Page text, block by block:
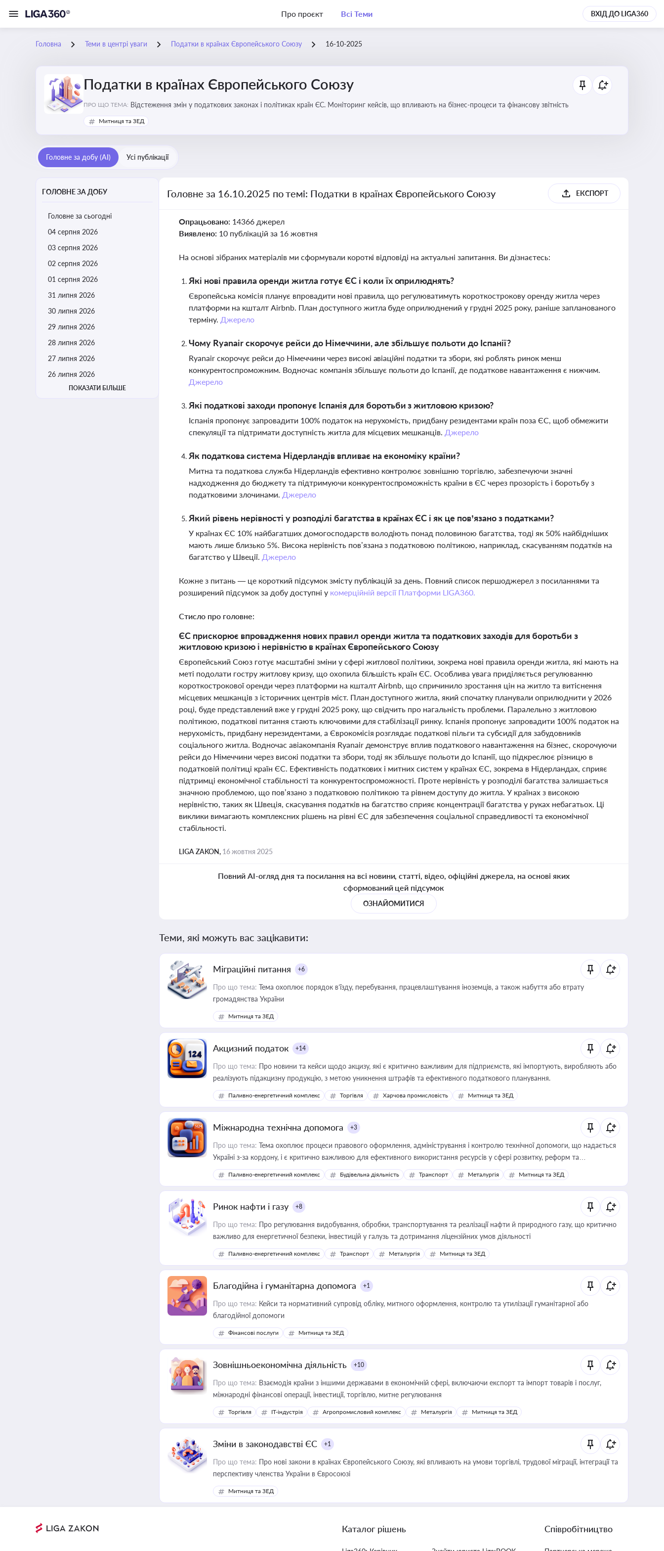
Про проєкт Всі Теми ВХІД ДО LIGA360
Головна Теми в центрі уваги Податки в країнах Європейського Союзу 16-10-2025
Податки в країнах Європейського Союзу
ПРО ЩО ТЕМА: Відстеження змін у податкових законах і політиках країн ЄС. Моніторинг кейсів, що впливають на бізнес-процеси та фінансову звітність
Митниця та ЗЕД
Головне за добу (AI) Усі публікації
ГОЛОВНЕ ЗА ДОБУ
Головне за сьогодні
04 серпня 2026
03 серпня 2026
02 серпня 2026
01 серпня 2026
31 липня 2026
30 липня 2026
29 липня 2026
28 липня 2026
27 липня 2026
26 липня 2026
ПОКАЗАТИ БІЛЬШЕ
Головне за 16.10.2025 по темі: Податки в країнах Європейського Союзу ЕКСПОРТ
Опрацьовано: 14366 джерел
Виявлено: 10 публікацій за 16 жовтня
На основі зібраних матеріалів ми сформували короткі відповіді на актуальні запитання. Ви дізнаєтесь:
Які нові правила оренди житла готує ЄС і коли їх оприлюднять?
Європейська комісія планує впровадити нові правила, що регулюватимуть короткострокову оренду житла через
платформи на кшталт Airbnb. План доступного житла буде оприлюднений у грудні 2025 року, раніше запланованого
терміну. Джерело
Чому Ryanair скорочує рейси до Німеччини, але збільшує польоти до Іспанії?
Ryanair скорочує рейси до Німеччини через високі авіаційні податки та збори, які роблять ринок менш
конкурентоспроможним. Водночас компанія збільшує польоти до Іспанії, де податкове навантаження є нижчим.
Джерело
Які податкові заходи пропонує Іспанія для боротьби з житловою кризою?
Іспанія пропонує запровадити 100% податок на нерухомість, придбану резидентами країн поза ЄС, щоб обмежити
спекуляції та підтримати доступність житла для місцевих мешканців. Джерело
Як податкова система Нідерландів впливає на економіку країни?
Митна та податкова служба Нідерландів ефективно контролює зовнішню торгівлю, забезпечуючи значні
надходження до бюджету та підтримуючи конкурентоспроможність країни в ЄС через прозорість і боротьбу з
податковими злочинами. Джерело
Який рівень нерівності у розподілі багатства в країнах ЄС і як це пов’язано з податками?
У країнах ЄС 10% найбагатших домогосподарств володіють понад половиною багатства, тоді як 50% найбідніших
мають лише близько 5%. Висока нерівність пов’язана з податковою політикою, наприклад, скасуванням податків на
багатство у Швеції. Джерело
Кожне з питань — це короткий підсумок змісту публікацій за день. Повний список першоджерел з посиланнями та
розширений підсумок за добу доступні у комерційній версії Платформи LIGA360.
Стисло про головне:
ЄС прискорює впровадження нових правил оренди житла та податкових заходів для боротьби з
житловою кризою і нерівністю в країнах Європейського Союзу
Європейський Союз готує масштабні зміни у сфері житлової політики, зокрема нові правила оренди житла, які мають на
меті подолати гостру житлову кризу, що охопила більшість країн ЄС. Особлива увага приділяється регулюванню
короткострокової оренди через платформи на кшталт Airbnb, що спричинило зростання цін на житло та витіснення
місцевих мешканців з історичних центрів міст. План доступного житла, який спочатку планували оприлюднити у 2026
році, буде представлений вже у грудні 2025 року, що свідчить про нагальність проблеми. Паралельно з житловою
політикою, податкові питання стають ключовими для стабілізації ринку. Іспанія пропонує запровадити 100% податок на
нерухомість, придбану нерезидентами, а Єврокомісія розглядає податкові пільги та субсидії для забудовників
соціального житла. Водночас авіакомпанія Ryanair демонструє вплив податкового навантаження на бізнес, скорочуючи
рейси до Німеччини через високі податки та збори, тоді як збільшує польоти до Іспанії, що підкреслює різницю в
податковій політиці країн ЄС. Ефективність податкових і митних систем у країнах ЄС, зокрема в Нідерландах, сприяє
підтримці економічної стабільності та конкурентоспроможності. Проте нерівність у розподілі багатства залишається
значною проблемою, що пов’язано з податковою політикою та рівнем доступу до житла. У країнах з високою
нерівністю, таких як Швеція, скасування податків на багатство сприяє концентрації багатства у руках небагатьох. Ці
виклики вимагають комплексних рішень на рівні ЄС для забезпечення соціальної справедливості та економічної
стабільності.
LIGA ZAKON, 16 жовтня 2025
Повний AI-огляд дня та посилання на всі новини, статті, відео, офіційні джерела, на основі яких
сформований цей підсумок
ОЗНАЙОМИТИСЯ
Теми, які можуть вас зацікавити:
Міграційні питання +6
Про що тема: Тема охоплює порядок в’їзду, перебування, працевлаштування іноземців, а також набуття або втрату
громадянства України
Митниця та ЗЕД
Акцизний податок +14
Про що тема: Про новини та кейси щодо акцизу, які є критично важливим для підприємств, які імпортують, виробляють або
реалізують підакцизну продукцію, з метою уникнення штрафів та ефективного податкового планування.
Паливно-енергетичний комплекс Торгівля Харчова промисловість Митниця та ЗЕД
Міжнародна технічна допомога +3
Про що тема: Тема охоплює процеси правового оформлення, адміністрування і контролю технічної допомоги, що надається
Україні з-за кордону, і є критично важливою для ефективного використання ресурсів у сфері розвитку, реформ та
інфраструктурних проєктів
Паливно-енергетичний комплекс Будівельна діяльність Транспорт Металургія Митниця та ЗЕД
Ринок нафти і газу +8
Про що тема: Про регулювання видобування, обробки, транспортування та реалізації нафти й природного газу, що критично
важливо для енергетичної безпеки, інвестицій у галузь та дотримання ліцензійних умов діяльності
Паливно-енергетичний комплекс Транспорт Металургія Митниця та ЗЕД
Благодійна і гуманітарна допомога +1
Про що тема: Кейси та нормативний супровід обліку, митного оформлення, контролю та утилізації гуманітарної або
благодійної допомоги
Фінансові послуги Митниця та ЗЕД
Зовнішньоекономічна діяльність +10
Про що тема: Взаємодія країни з іншими державами в економічній сфері, включаючи експорт та імпорт товарів і послуг,
міжнародні фінансові операції, інвестиції, торгівлю, митне регулювання
Торгівля IT-індустрія Агропромисловий комплекс Металургія Митниця та ЗЕД
Зміни в законодавстві ЄС +1
Про що тема: Про нові закони в країнах Європейського Союзу, які впливають на умови торгівлі, трудової міграції, інтеграції та
перспективу членства України в Євросоюзі
Митниця та ЗЕД
Каталог рішень Співробітництво